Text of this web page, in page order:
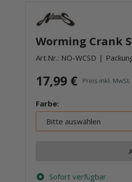
Worming Crank
Art.Nr.: NO-WCSD
17,99 € Preis inkl. MwSt.
Farbe:
Bitte auswählen
Sofort verfügbar